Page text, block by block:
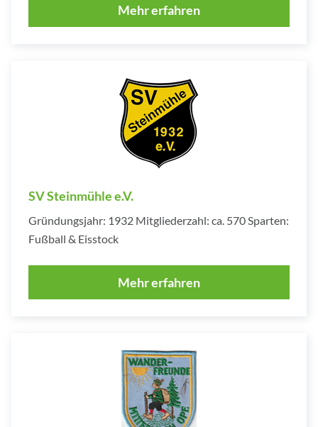
Mehr erfahren
SV Steinmühle e.V.
Gründungsjahr: 1932 Mitgliederzahl: ca. 570 Sparten:
Fußball & Eisstock
Mehr erfahren